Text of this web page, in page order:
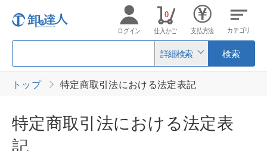
詳細検索 検索
ログイン 仕入かご
0
支払方法 カテゴリ
トップ 特定商取引法における法定表記
特定商取引法における法定表
記